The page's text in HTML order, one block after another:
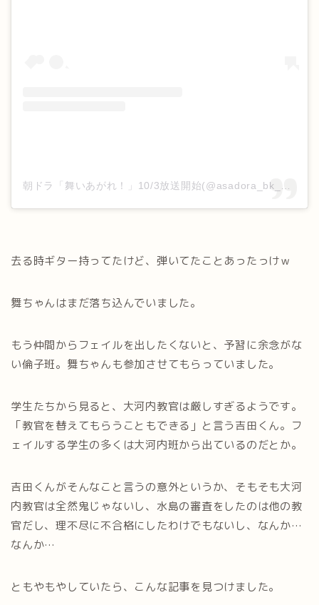
去る時ギター持ってたけど、弾いてたことあったっけｗ
舞ちゃんはまだ落ち込んでいました。
もう仲間からフェイルを出したくないと、予習に余念がな
い倫子班。舞ちゃんも参加させてもらっていました。
学生たちから見ると、大河内教官は厳しすぎるようです。
「教官を替えてもらうこともできる」と言う吉田くん。フ
ェイルする学生の多くは大河内班から出ているのだとか。
吉田くんがそんなこと言うの意外というか、そもそも大河
内教官は全然鬼じゃないし、水島の審査をしたのは他の教
官だし、理不尽に不合格にしたわけでもないし、なんか…
なんか…
ともやもやしていたら、こんな記事を見つけました。